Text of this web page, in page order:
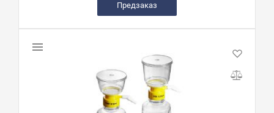
Предзаказ